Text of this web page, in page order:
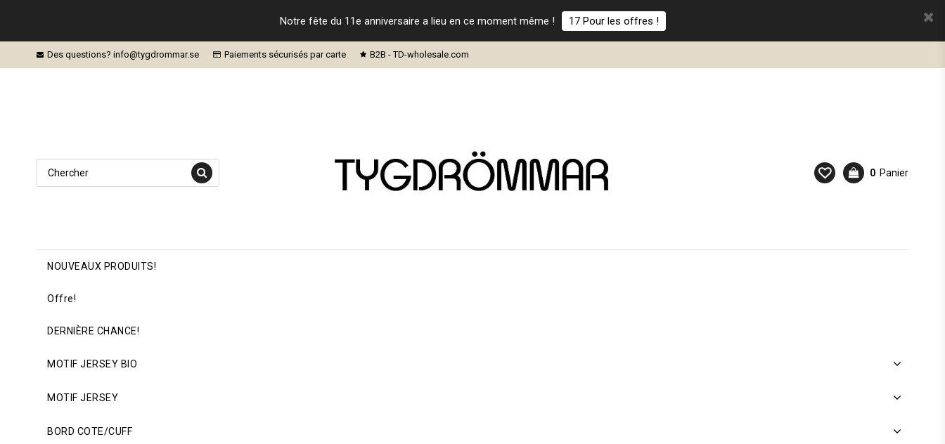
Notre fête du 11e anniversaire a lieu en ce moment même ! 17 Pour les offres !
Des questions? info@tygdrommar.se Paiements sécurisés par carte B2B - TD-wholesale.com
0 Panier
NOUVEAUX PRODUITS!
Offre!
DERNIÈRE CHANCE!
MOTIF JERSEY BIO
MOTIF JERSEY
BORD COTE/CUFF